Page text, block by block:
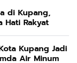
di Kupang,
Hati Rakyat
Kupang Jadi
Air Minum